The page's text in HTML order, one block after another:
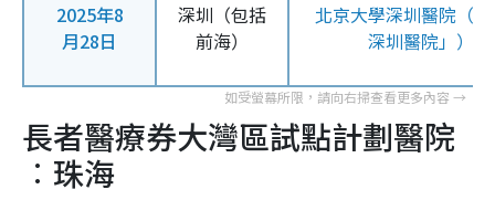
2025年8
月28日
深圳（包括
前海）
北京大學深圳醫院（
深圳醫院」）
長者醫療券大灣區試點計劃醫院
︰珠海